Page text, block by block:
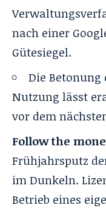
nach einer
Gütesiegel.
Die
Nutzung lässt
vor dem
Follow the
Frühjahrsputz
im Dunkeln.
Betrieb eines